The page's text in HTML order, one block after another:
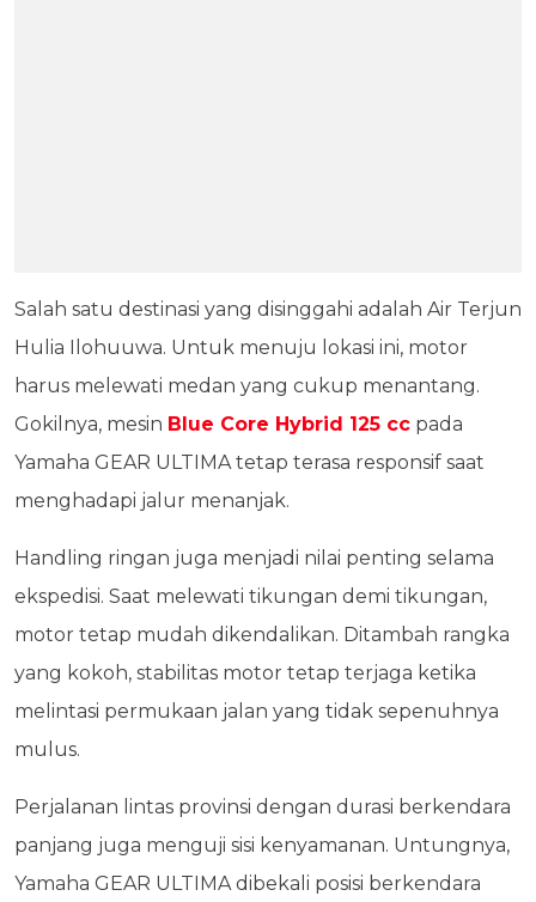
Salah satu destinasi yang disinggahi adalah Air Terjun
Hulia Ilohuuwa. Untuk menuju lokasi ini, motor
harus melewati medan yang cukup menantang.
Gokilnya, mesin Blue Core Hybrid 125 cc pada
Yamaha GEAR ULTIMA tetap terasa responsif saat
menghadapi jalur menanjak.
Handling ringan juga menjadi nilai penting selama
ekspedisi. Saat melewati tikungan demi tikungan,
motor tetap mudah dikendalikan. Ditambah rangka
yang kokoh, stabilitas motor tetap terjaga ketika
melintasi permukaan jalan yang tidak sepenuhnya
mulus.
Perjalanan lintas provinsi dengan durasi berkendara
panjang juga menguji sisi kenyamanan. Untungnya,
Yamaha GEAR ULTIMA dibekali posisi berkendara